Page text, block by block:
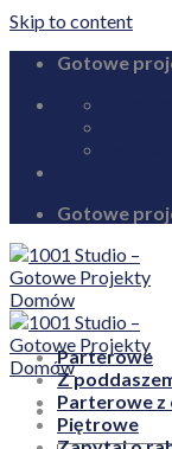
Skip to content
Gotowe
Gotowe
Parterowe
Z
Parterowe z
Piętrowe